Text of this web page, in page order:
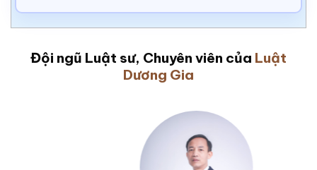
Đội ngũ Luật sư, Chuyên viên của Luật
Dương Gia